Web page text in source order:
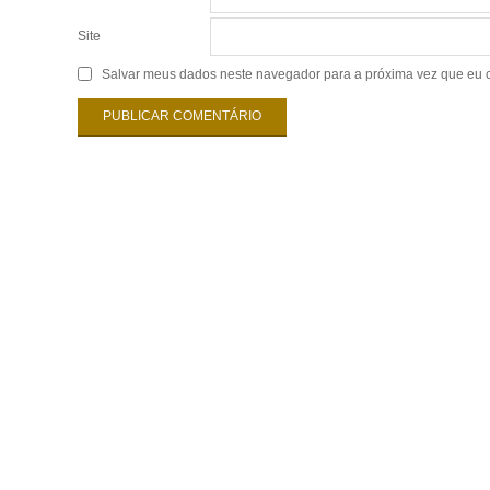
Site
Salvar meus dados neste navegador para a próxima vez que eu